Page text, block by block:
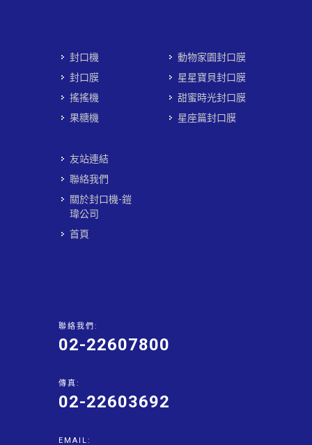
封口機
封口膜
搖搖機
果糖機
動物家園封口膜
星星寶貝封口膜
甜蜜時光封口膜
星座篇封口膜
友站連結
聯絡我們
關於封口機-鎧
瑋公司
首頁
聯絡我們:
02-22607800
傳真:
02-22603692
EMAIL: